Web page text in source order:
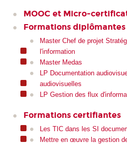
MOOC et Micro-
Formations diplômantes
Master Chef de projet
l'information
Master Medas
LP Documentation
audiovisuelles
LP Gestion des flux
Formations certifiantes
Les TIC dans les SI
Mettre en œuvre la gestion